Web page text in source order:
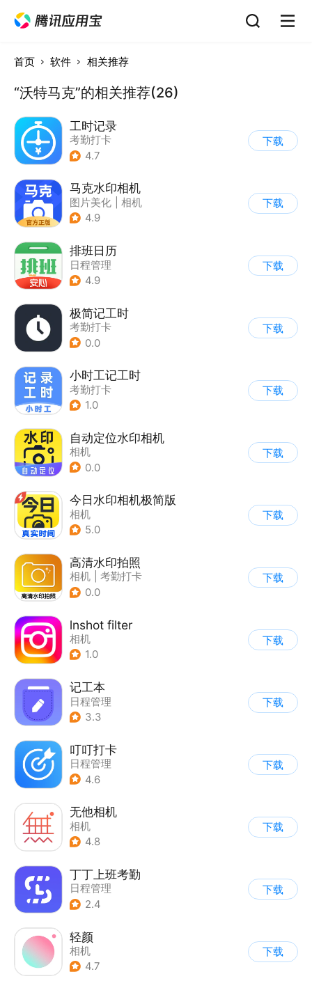
首页 软件 相关推荐
“沃特马克”的相关推荐(26)
工时记录
考勤打卡
4.7
下载
马克水印相机
图片美化
相机
4.9
下载
排班日历
日程管理
4.9
下载
极简记工时
考勤打卡
0.0
下载
小时工记工时
考勤打卡
1.0
下载
自动定位水印相机
相机
0.0
下载
今日水印相机极简版
相机
5.0
下载
高清水印拍照
相机
考勤打卡
0.0
下载
lnshot filter
相机
1.0
下载
记工本
日程管理
3.3
下载
叮叮打卡
日程管理
4.6
下载
无他相机
相机
4.8
下载
丁丁上班考勤
日程管理
2.4
下载
轻颜
相机
4.7
下载